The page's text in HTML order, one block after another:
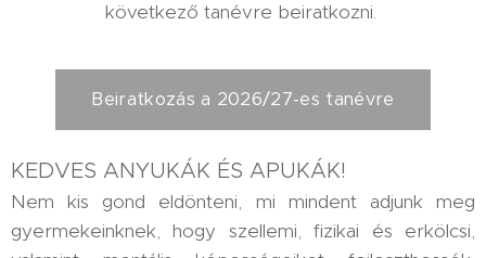
következő tanévre beiratkozni.
Beiratkozás a 2026/27-es tanévre
KEDVES ANYUKÁK ÉS APUKÁK!
Nem kis gond eldönteni, mi mindent adjunk meg
gyermekeinknek, hogy szellemi, fizikai és erkölcsi,